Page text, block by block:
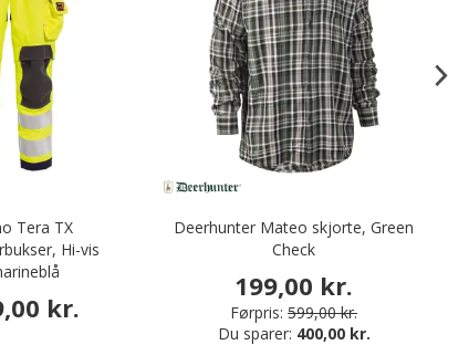
Tera TX
Hi-vis
kr.
Deerhunter Mateo skjorte, Green
Check
199,00 kr.
Førpris: 599,00 kr.
Du sparer: 400,00 kr.